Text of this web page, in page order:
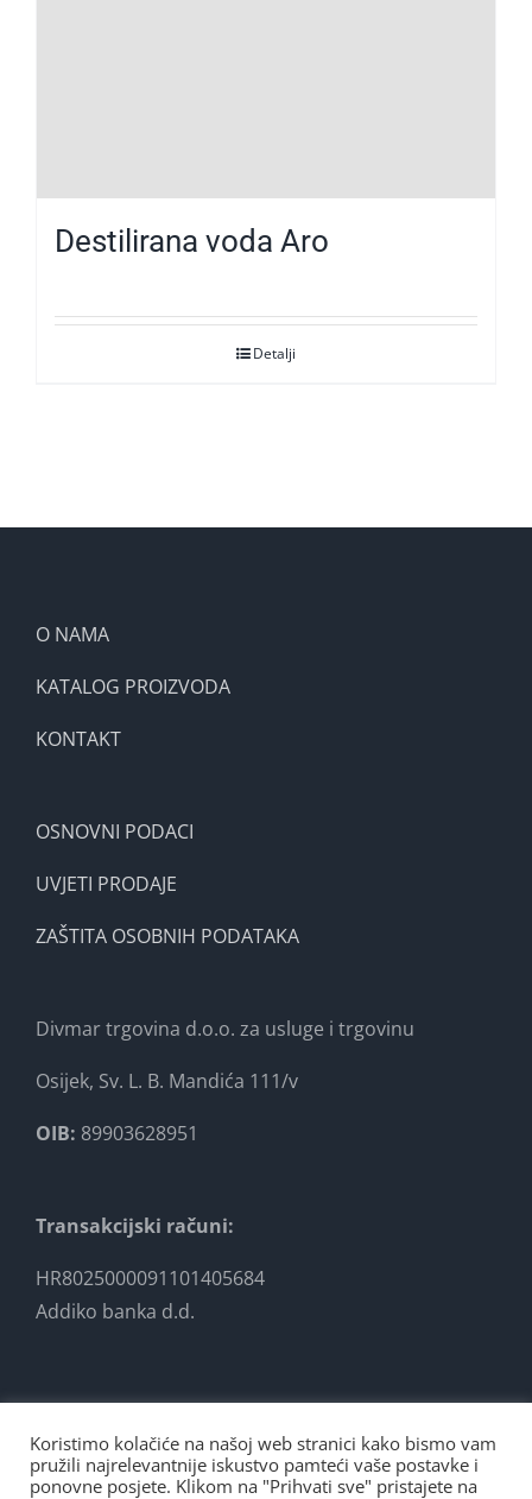
Destilirana voda Aro
Detalji
O NAMA
KATALOG PROIZVODA
KONTAKT
OSNOVNI PODACI
UVJETI PRODAJE
ZAŠTITA OSOBNIH PODATAKA
Divmar trgovina d.o.o. za usluge i trgovinu
Osijek, Sv. L. B. Mandića 111/v
OIB: 89903628951
Transakcijski računi:
HR8025000091101405684
Addiko banka d.d.
Koristimo kolačiće na našoj web stranici kako bismo vam
pružili najrelevantnije iskustvo pamteći vaše postavke i
ponovne posjete. Klikom na "Prihvati sve" pristajete na